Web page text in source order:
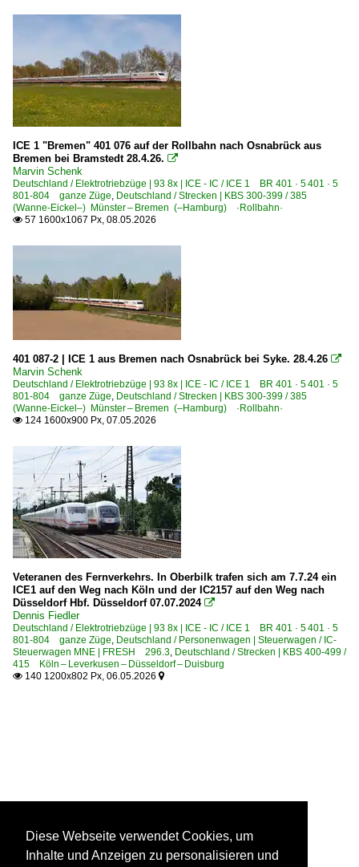
ICE 1 "Bremen" 401 076 auf der Rollbahn nach Osnabrück aus
Bremen bei Bramstedt 28.4.26. 
Marvin Schenk
Deutschland / Elektrotriebzüge | 93 8x | ICE - IC / ICE 1 BR 401 · 5 401 · 5
801-804 ganze Züge, Deutschland / Strecken | KBS 300-399 / 385
(Wanne-Eickel–) Münster – Bremen (–Hamburg) ·Rollbahn·
 57 1600x1067 Px, 08.05.2026
401 087-2 | ICE 1 aus Bremen nach Osnabrück bei Syke. 28.4.26 
Marvin Schenk
Deutschland / Elektrotriebzüge | 93 8x | ICE - IC / ICE 1 BR 401 · 5 401 · 5
801-804 ganze Züge, Deutschland / Strecken | KBS 300-399 / 385
(Wanne-Eickel–) Münster – Bremen (–Hamburg) ·Rollbahn·
 124 1600x900 Px, 07.05.2026
Veteranen des Fernverkehrs. In Oberbilk trafen sich am 7.7.24 ein
ICE1 auf den Weg nach Köln und der IC2157 auf den Weg nach
Düsseldorf Hbf. Düsseldorf 07.07.2024 
Dennis Fiedler
Deutschland / Elektrotriebzüge | 93 8x | ICE - IC / ICE 1 BR 401 · 5 401 · 5
801-804 ganze Züge, Deutschland / Personenwagen | Steuerwagen / IC-
Steuerwagen MNE | FRESH 296.3, Deutschland / Strecken | KBS 400-499 /
415 Köln – Leverkusen – Düsseldorf – Duisburg
 140 1200x802 Px, 06.05.2026 
Diese Webseite verwendet Cookies, um
Inhalte und Anzeigen zu personalisieren und